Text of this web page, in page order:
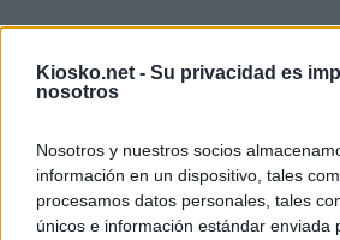
Kiosko.net - Su privacidad es
nosotros
Nosotros y nuestros socios
información en un dispositivo, tales
procesamos datos personales, tales
únicos e información estándar enviada